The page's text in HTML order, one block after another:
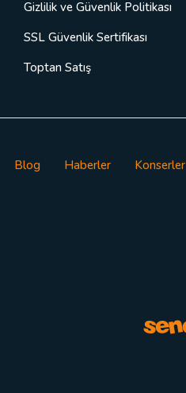
Gizlilik ve Güvenlik Politikası
SSL Güvenlik Sertifikası
Toptan Satış
Blog Haberler Konserler